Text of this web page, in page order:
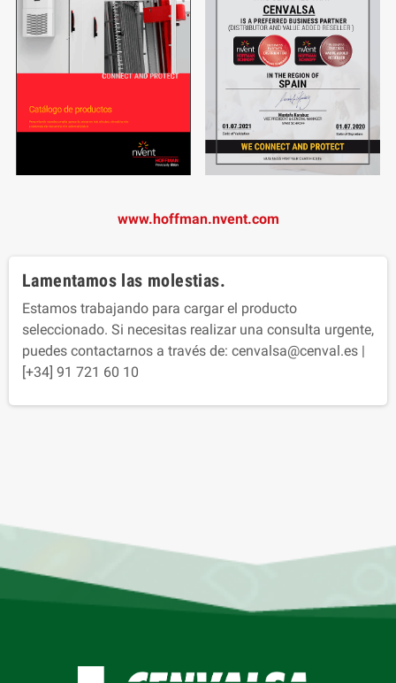
www.hoffman.nvent.com
Lamentamos las molestias.
Estamos trabajando para cargar el producto
seleccionado. Si necesitas realizar una consulta urgente,
puedes contactarnos a través de: cenvalsa@cenval.es |
[+34] 91 721 60 10